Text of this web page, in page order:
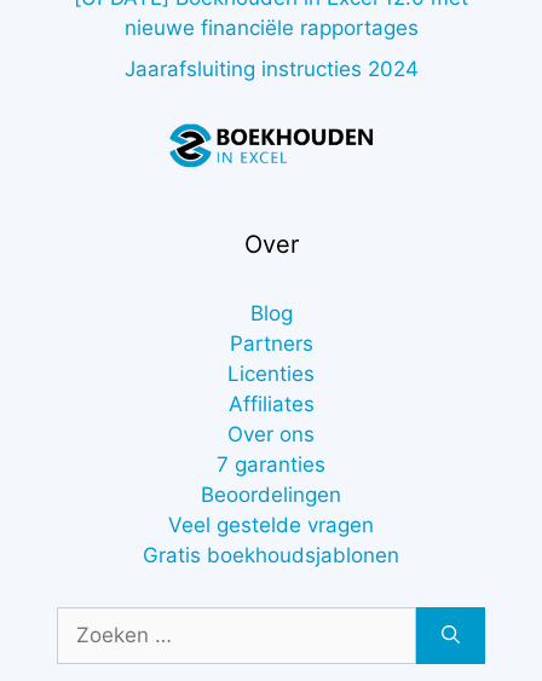
nieuwe financiële rapportages
Jaarafsluiting instructies 2024
Over
Blog
Partners
Licenties
Affiliates
Over ons
7 garanties
Beoordelingen
Veel gestelde vragen
Gratis boekhoudsjablonen
naar: